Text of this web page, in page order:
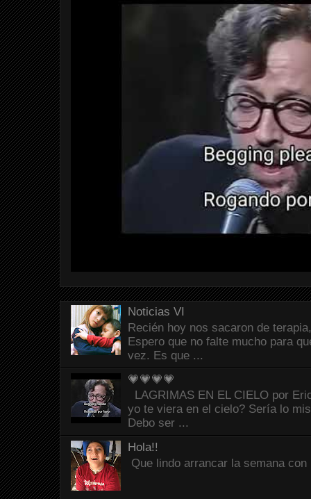
Noticias VI
Recién hoy nos sacaron de
Espero que no falte mucho para
vez. Es que ...
💗💗💗💗
LAGRIMAS EN EL CIELO por
yo te viera en el cielo? Sería lo
Debo ser ...
Hola!!
Que lindo arrancar la semana